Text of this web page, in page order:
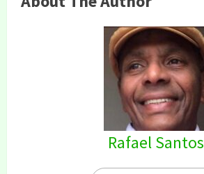
Rafael Santos